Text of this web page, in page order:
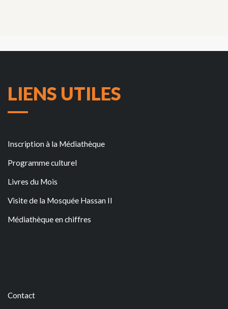
LIENS UTILES
Inscription à la Médiathèque
Programme culturel
Livres du Mois
Visite de la Mosquée Hassan II
Médiathèque en chiffres
Contact